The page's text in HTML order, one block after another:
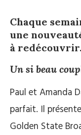
Chaque
une
à redécouvrir.
Un si beau
Paul et Amanda
parfait. Il
Golden State